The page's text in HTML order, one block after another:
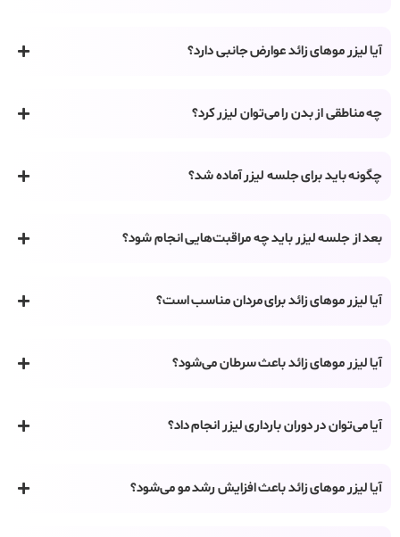
آیا لیزر موهای زائد عوارض جانبی دارد؟
چه مناطقی از بدن را می‌توان لیزر کرد؟
چگونه باید برای جلسه لیزر آماده شد؟
بعد از جلسه لیزر باید چه مراقبت‌هایی انجام شود؟
آیا لیزر موهای زائد برای مردان مناسب است؟
آیا لیزر موهای زائد باعث سرطان می‌شود؟
آیا می‌توان در دوران بارداری لیزر انجام داد؟
آیا لیزر موهای زائد باعث افزایش رشد مو می‌شود؟